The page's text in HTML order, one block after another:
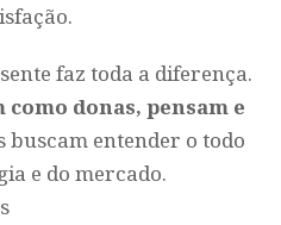
faz toda a diferença.
como donas, pensam e
buscam entender o todo
e do mercado.